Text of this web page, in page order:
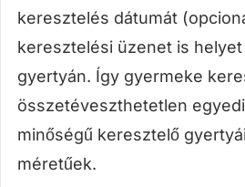
keresztelés dátumát
keresztelési üzenet is helyet
gyertyán. Így gyermeke
összetéveszthetetlen
minőségű keresztelő
méretűek.